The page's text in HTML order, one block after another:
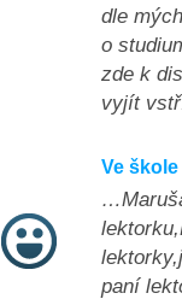
dle
o
zde k
vyjít
Ve
paní